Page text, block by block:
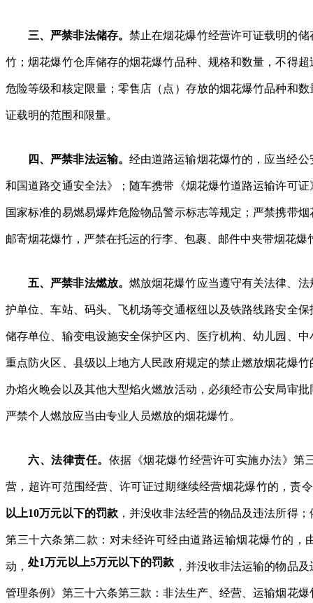
三、严禁非法储存。 禁止在烟花爆竹经营许可证载明的
竹；烟花爆竹仓库储存的烟花爆竹品种、规格和数量，不得
危险等级和核定限量；零售店（点）存放的烟花爆竹品种和
证载明的范围和限量。
四、严禁非法运输。 经由道路运输烟花爆竹的，应当经
和国道路交通安全法》；随车携带《烟花爆竹道路运输许可
国家标准的易燃易爆炸危险物品警示标志等规定；严禁携带
邮寄烟花爆竹，严禁在托运的行李、包裹、邮件中夹带烟花爆
五、严禁非法燃放。 燃放烟花爆竹应当遵守有关法律、
护单位、车站、码头、飞机场等交通枢纽以及铁路线路安全
储存单位、输变电设施安全保护区内、医疗机构、幼儿园、
重点防火区、县级以上地方人民政府规定的禁止燃放烟花爆
办焰火晚会以及其他大型焰火燃放活动，必须经市公安局审
严禁个人燃放应当由专业人员燃放的烟花爆竹。
六、法律责任。 依据《烟花爆竹经营许可实施办法》第
营，超许可范围经营、许可证过期继续经营烟花爆竹的，责
以上10万元以下的罚款 ，并没收非法经营的物品及违法所得
第三十六条第二款：对未经许可经由道路运输烟花爆竹的，
动，处1万元以上5万元以下的罚款，并没收非法运输的物品
管理条例》第三十六条第三款：非法生产、经营、运输烟花